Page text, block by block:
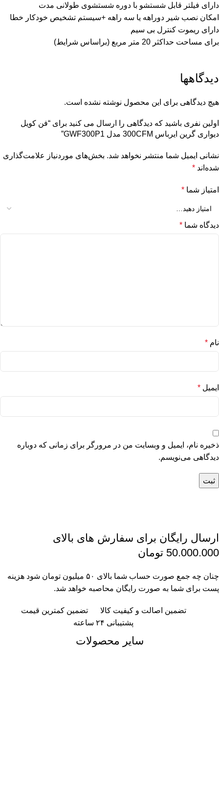
دارای فیلتر قابل شستشو با دوره شستشوی طولانی مدت
امکان نصب شیر دوراهه یا سه راهه +سیستم تشخیص خودکار خطا
دارای ریموت کنترل بی سیم
برای مساحت حداکثر 20 متر مربع (براساس شرایط)
دیدگاهها
هیچ دیدگاهی برای این محصول نوشته نشده است.
اولین نفری باشید که دیدگاهی را ارسال می کنید برای “فن کویل
دیواری گرین ایرباس 300CFM مدل GWF300P1”
نشانی ایمیل شما منتشر نخواهد شد. بخش‌های موردنیاز علامت‌گذاری
شده‌اند *
امتیاز شما *
دیدگاه شما *
نام *
ایمیل *
ذخیره نام، ایمیل و وبسایت من در مرورگر برای زمانی که دوباره
دیدگاهی می‌نویسم.
ارسال رایگان برای سفارش های بالای
50.000.000 تومان
چنان چه جمع صورت حساب شما بالای ۵۰ میلیون تومان شود هزینه
پست برای شما به صورت رایگان محاصبه خواهد شد.
تضمین اصالت و کیفیت کالا
تضمین کمترین قیمت
پشتیبانی ۲۴ ساعته
سایر محصولات